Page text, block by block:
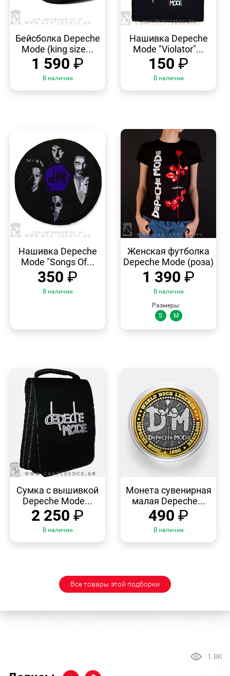
ПРОСМОТР
Бейсболка Depeche
Mode (king size...
1 590 ₽
В наличии
ПРОСМОТР
Нашивка Depeche
Mode "Violator"...
150 ₽
В наличии
ПРОСМОТР
Нашивка Depeche
Mode "Songs Of...
350 ₽
В наличии
ПРОСМОТР
Женская футболка
Depeche Mode (роза)
1 390 ₽
В наличии
Размеры:
S
M
ПРОСМОТР
Сумка с вышивкой
Depeche Mode...
2 250 ₽
В наличии
ПРОСМОТР
Монета сувенирная
малая Depeche...
490 ₽
В наличии
Все товары этой подборки
1.8K